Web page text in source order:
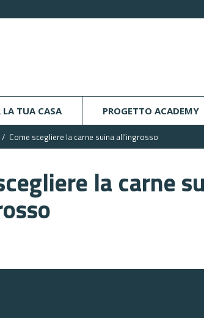
LA TUA CASA PROGETTO ACADEMY
Come scegliere la carne suina all’ingrosso
la carne